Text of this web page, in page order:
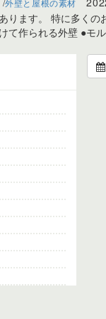
外壁と屋根の素材
ります。 特に多く
て作られる外壁 ●モ